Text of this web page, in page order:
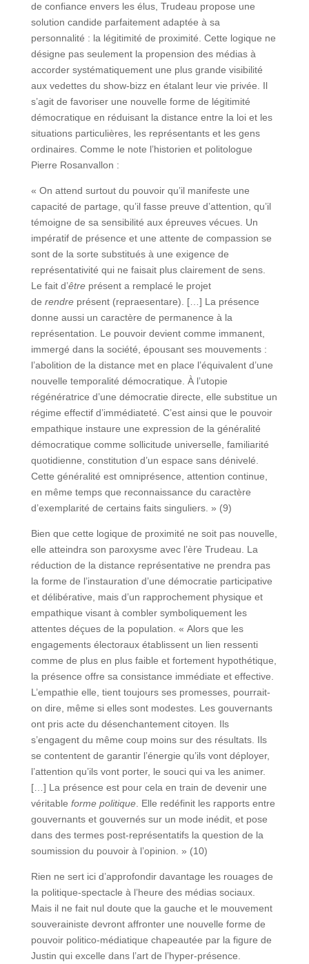
de confiance envers les élus, Trudeau propose une
solution candide parfaitement adaptée à sa
personnalité : la légitimité de proximité. Cette logique ne
désigne pas seulement la propension des médias à
accorder systématiquement une plus grande visibilité
aux vedettes du show-bizz en étalant leur vie privée. Il
s’agit de favoriser une nouvelle forme de légitimité
démocratique en réduisant la distance entre la loi et les
situations particulières, les représentants et les gens
ordinaires. Comme le note l’historien et politologue
Pierre Rosanvallon :
« On attend surtout du pouvoir qu’il manifeste une
capacité de partage, qu’il fasse preuve d’attention, qu’il
témoigne de sa sensibilité aux épreuves vécues. Un
impératif de présence et une attente de compassion se
sont de la sorte substitués à une exigence de
représentativité qui ne faisait plus clairement de sens.
Le fait d’êtreprésent a remplacé le projet
de rendreprésent (repraesentare). […] La présence
donne aussi un caractère de permanence à la
représentation. Le pouvoir devient comme immanent,
immergé dans la société, épousant ses mouvements :
l’abolition de la distance met en place l’équivalent d’une
nouvelle temporalité démocratique. À l’utopie
régénératrice d’une démocratie directe, elle substitue un
régime effectif d’immédiateté. C’est ainsi que le pouvoir
empathique instaure une expression de la généralité
démocratique comme sollicitude universelle, familiarité
quotidienne, constitution d’un espace sans dénivelé.
Cette généralité est omniprésence, attention continue,
en même temps que reconnaissance du caractère
d’exemplarité de certains faits singuliers. » (9)
Bien que cette logique de proximité ne soit pas nouvelle,
elle atteindra son paroxysme avec l’ère Trudeau. La
réduction de la distance représentative ne prendra pas
la forme de l’instauration d’une démocratie participative
et délibérative, mais d’un rapprochement physique et
empathique visant à combler symboliquement les
attentes déçues de la population. « Alors que les
engagements électoraux établissent un lien ressenti
comme de plus en plus faible et fortement hypothétique,
la présence offre sa consistance immédiate et effective.
L’empathie elle, tient toujours ses promesses, pourrait-
on dire, même si elles sont modestes. Les gouvernants
ont pris acte du désenchantement citoyen. Ils
s’engagent du même coup moins sur des résultats. Ils
se contentent de garantir l’énergie qu’ils vont déployer,
l’attention qu’ils vont porter, le souci qui va les animer.
[…] La présence est pour cela en train de devenir une
véritable forme politique. Elle redéfinit les rapports entre
gouvernants et gouvernés sur un mode inédit, et pose
dans des termes post-représentatifs la question de la
soumission du pouvoir à l’opinion. » (10)
Rien ne sert ici d’approfondir davantage les rouages de
la politique-spectacle à l’heure des médias sociaux.
Mais il ne fait nul doute que la gauche et le mouvement
souverainiste devront affronter une nouvelle forme de
pouvoir politico-médiatique chapeautée par la figure de
Justin qui excelle dans l’art de l’hyper-présence.